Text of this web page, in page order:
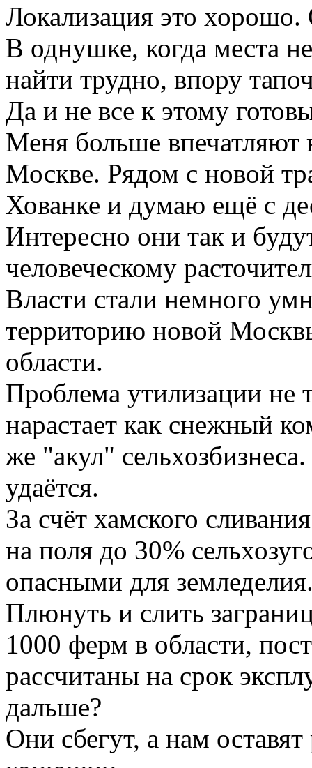
Локализация это хорошо.
В однушке, когда места
найти трудно, впору
Да и не все к этому
Меня больше впечатляют
Москве. Рядом с новой
Хованке и думаю ещё с
Интересно они так и
человеческому
Власти стали немного
территорию новой
области.
Проблема утилизации не
нарастает как снежный
же "акул"
удаётся.
За счёт хамского
на поля до 30%
опасными для
Плюнуть и слить
1000 ферм в области,
рассчитаны на срок
дальше?
Они сбегут, а нам